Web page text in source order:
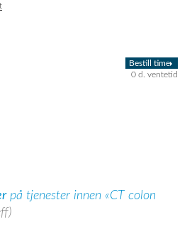
Bestill time
0 d. ventetid
på tjenester innen «CT colon